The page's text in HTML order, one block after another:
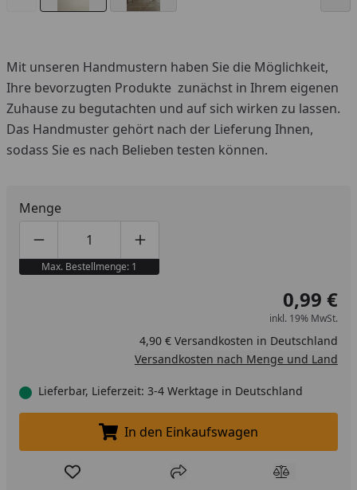
Mit unseren Handmustern haben Sie die Möglichkeit,
Ihre bevorzugten Produkte zunächst in Ihrem eigenen
Zuhause zu begutachten und auf sich wirken zu lassen.
Das Handmuster gehört nach der Lieferung Ihnen,
sodass Sie es nach Belieben testen können.
Menge
Produktmenge um eins verringern
Produktmenge manuell eingeben
Produktmenge um eins erhöhen
Max. Bestellmenge: 1
0,99 €
inkl. 19% MwSt.
4,90 € Versandkosten in Deutschland
Versandkosten nach Menge und Land
Lieferbar, Lieferzeit: 3-4 Werktage in Deutschland
In den Einkaufswagen legen
In den Einkaufswagen
Produkt zur Wunschliste hinzufügen
Teilen Produkt